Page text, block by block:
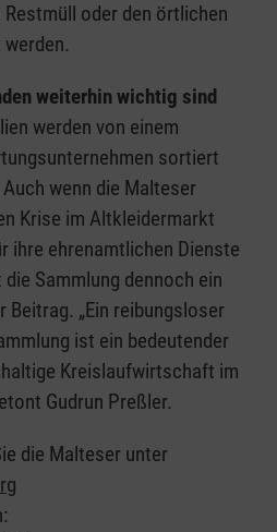
oder den örtlichen
weiterhin wichtig sind
werden von einem
sortiert
wenn die Malteser
Krise im Altkleidermarkt
ihre ehrenamtlichen Dienste
Sammlung dennoch ein
„Ein reibungsloser
ist ein bedeutender
Kreislaufwirtschaft im
Gudrun Preßler.
die Malteser unter